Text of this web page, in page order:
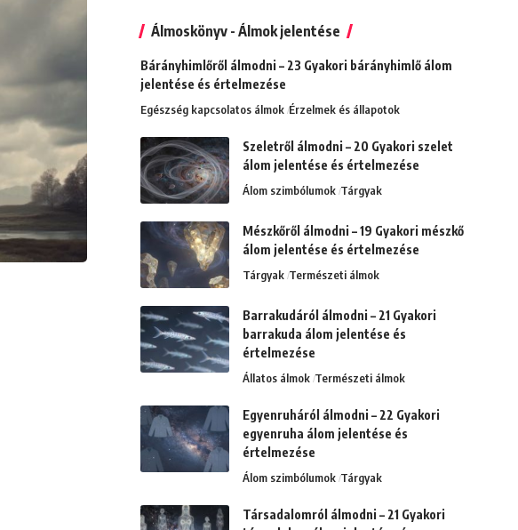
Álmoskönyv - Álmok jelentése
Bárányhimlőről álmodni – 23 Gyakori bárányhimlő álom
jelentése és értelmezése
Egészség kapcsolatos álmok Érzelmek és állapotok
Szeletről álmodni – 20 Gyakori szelet
álom jelentése és értelmezése
Álom szimbólumok Tárgyak
Mészkőről álmodni – 19 Gyakori mészkő
álom jelentése és értelmezése
Tárgyak Természeti álmok
Barrakudáról álmodni – 21 Gyakori
barrakuda álom jelentése és
értelmezése
Állatos álmok Természeti álmok
Egyenruháról álmodni – 22 Gyakori
egyenruha álom jelentése és
értelmezése
Álom szimbólumok Tárgyak
Társadalomról álmodni – 21 Gyakori